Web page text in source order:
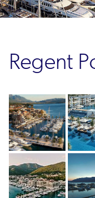
Regent